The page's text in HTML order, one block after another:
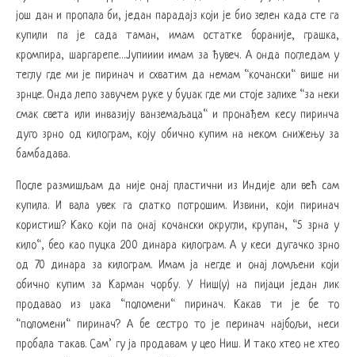
још дан и пропала би, један парадајз који је био зелен када сте га
купили па је сада таман, имам остатке бораније, грашка,
кромпира, шаргарепе…Јупииии имам за ђувеч. А онда погледам у
теглу где ми је пиринач и схватим да немам “кочански“ више ни
зрнце. Онда лепо завучем руке у буџак где ми стоје залихе “за неки
смак света или инвазију ванземаљаца“ и пронађем кесу пиринча
дуго зрно од килограм, коју обично купим на неком снижењу за
бамбадава.
После размишљам да није онај пластични из Индије али већ сам
купила. И вала увек га слатко потрошим. Извини, који пиринач
користиш? Како који па онај кочански округли, крупан, “5 зрна у
кило“, бео као пуцка 200 динара килограм. А у кеси дугачко зрно
од 70 динара за килограм. Имам ја негде и онај ломљени који
обично купим за Карман чорбу. У Ниш(у) на пијаци један лик
продавао из џака “поломени“ пиринач. Какав ти је бе то
“поломени“ пиринач? А бе сестро то је перинач најбољи, неси
пробала такав. Сам’ гу ја продавам у цео Ниш. И тако хтео не хтео